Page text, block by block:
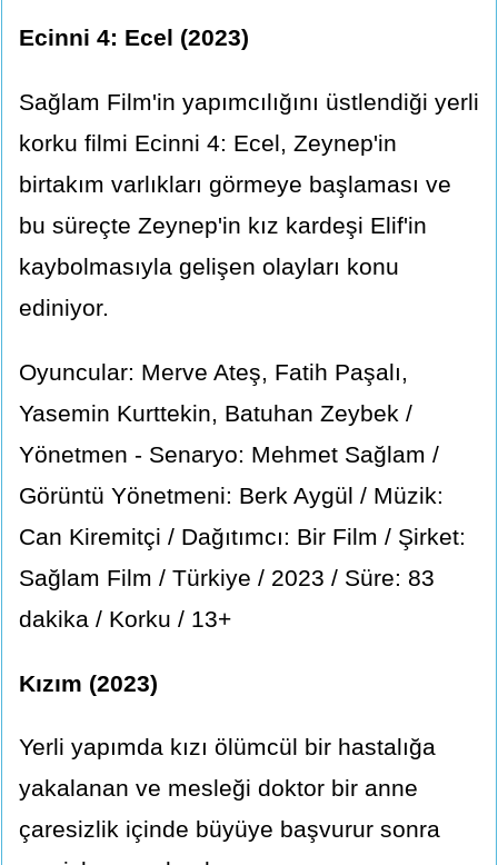
Ecinni 4: Ecel (2023)
Sağlam Film'in yapımcılığını üstlendiği yerli
korku filmi Ecinni 4: Ecel, Zeynep'in
birtakım varlıkları görmeye başlaması ve
bu süreçte Zeynep'in kız kardeşi Elif'in
kaybolmasıyla gelişen olayları konu
ediniyor.
Oyuncular: Merve Ateş, Fatih Paşalı,
Yasemin Kurttekin, Batuhan Zeybek /
Yönetmen - Senaryo: Mehmet Sağlam /
Görüntü Yönetmeni: Berk Aygül / Müzik:
Can Kiremitçi / Dağıtımcı: Bir Film / Şirket:
Sağlam Film / Türkiye / 2023 / Süre: 83
dakika / Korku / 13+
Kızım (2023)
Yerli yapımda kızı ölümcül bir hastalığa
yakalanan ve mesleği doktor bir anne
çaresizlik içinde büyüye başvurur sonra